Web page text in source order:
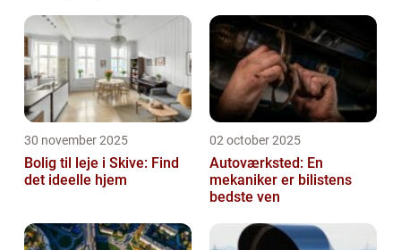
30 november 2025
Bolig til leje i Skive: Find
det ideelle hjem
02 october 2025
Autoværksted: En
mekaniker er bilistens
bedste ven